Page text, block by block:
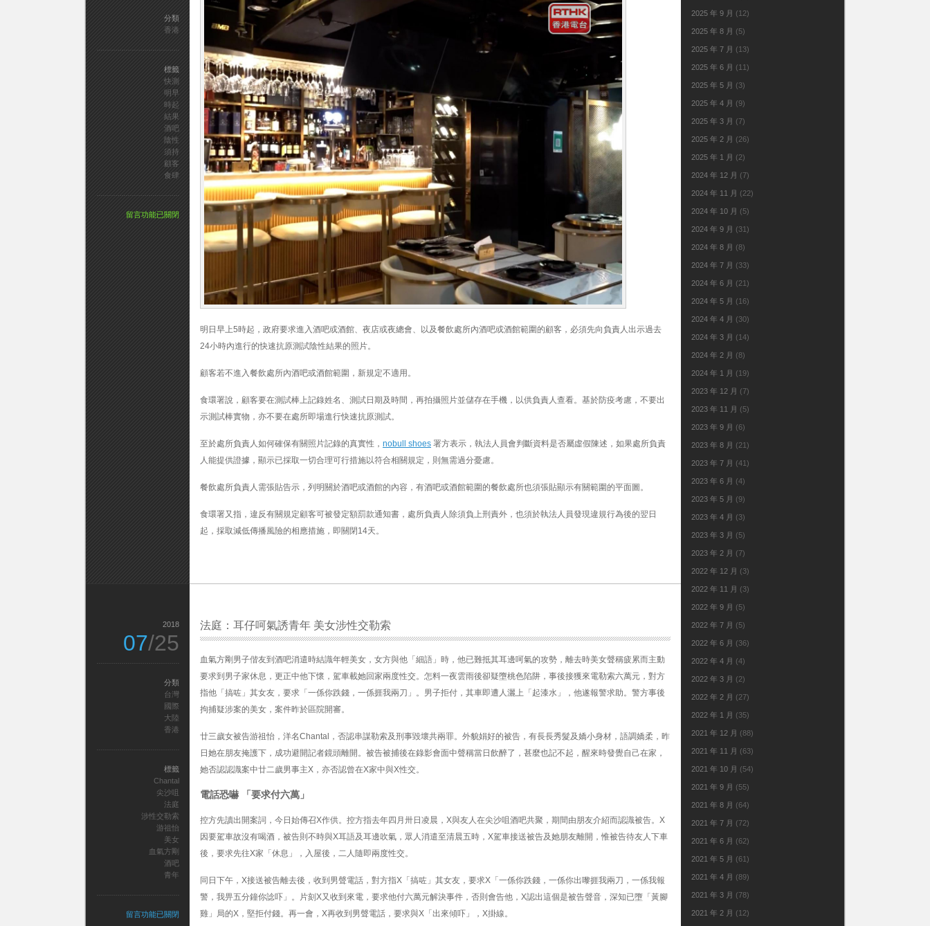
明日早上5時起，政府要求進入酒吧或酒館、夜店或夜總會、以及餐飲處所內酒吧或酒館範圍的顧客，必須先向負責人出示過去
24小時內進行的快速抗原測試陰性結果的照片。
顧客若不進入餐飲處所內酒吧或酒館範圍，新規定不適用。
食環署說，顧客要在測試棒上記錄姓名、測試日期及時間，再拍攝照片並儲存在手機，以供負責人查看。基於防疫考慮，不要出
示測試棒實物，亦不要在處所即場進行快速抗原測試。
至於處所負責人如何確保有關照片記錄的真實性， nobull shoes 署方表示，執法人員會判斷資料是否屬虛假陳述，如果處所負責
人能提供證據，顯示已採取一切合理可行措施以符合相關規定，則無需過分憂慮。
餐飲處所負責人需張貼告示，列明關於酒吧或酒館的內容，有酒吧或酒館範圍的餐飲處所也須張貼顯示有關範圍的平面圖。
食環署又指，違反有關規定顧客可被發定額罰款通知書，處所負責人除須負上刑責外，也須於執法人員發現違規行為後的翌日
起，採取減低傳播風險的相應措施，即關閉14天。
分類
香港
標籤
快測
明早
時起
結果
酒吧
陰性
須持
顧客
食肆
在
留言功能已關閉
法庭：耳仔呵氣誘青年 美女涉性交勒索
血氣方剛男子偕友到酒吧消遣時結識年輕美女，女方與他「細語」時，他已難抵其耳邊呵氣的攻勢，離去時美女聲稱疲累而主動
要求到男子家休息，更正中他下懷，駕車載她回家兩度性交。怎料一夜雲雨後卻疑墮桃色陷阱，事後接獲來電勒索六萬元，對方
指他「搞咗」其女友，要求「一係你跌錢，一係捱我兩刀」。男子拒付，其車即遭人灑上「起漆水」，他遂報警求助。警方事後
拘捕疑涉案的美女，案件昨於區院開審。
廿三歲女被告游祖怡，洋名Chantal，否認串謀勒索及刑事毀壞共兩罪。外貌娟好的被告，有長長秀髮及嬌小身材，語調嬌柔，昨
日她在朋友掩護下，成功避開記者鏡頭離開。被告被捕後在錄影會面中聲稱當日飲醉了，甚麼也記不起，醒來時發覺自己在家，
她否認認識案中廿二歲男事主X，亦否認曾在X家中與X性交。
電話恐嚇 「要求付六萬」
控方先讀出開案詞，今日始傳召X作供。控方指去年四月卅日凌晨，X與友人在尖沙咀酒吧共聚，期間由朋友介紹而認識被告。X
因要駕車故沒有喝酒，被告則不時與X耳語及耳邊吹氣，眾人消遣至清晨五時，X駕車接送被告及她朋友離開，惟被告待友人下車
後，要求先往X家「休息」，入屋後，二人隨即兩度性交。
同日下午，X接送被告離去後，收到男聲電話，對方指X「搞咗」其女友，要求X「一係你跌錢，一係你出嚟捱我兩刀，一係我報
警，我畀五分鐘你諗吓」。片刻X又收到來電，要求他付六萬元解決事件，否則會告他，X認出這個是被告聲音，深知已墮「黃腳
雞」局的X，堅拒付錢。再一會，X再收到男聲電話，要求與X「出來傾吓」，X掛線。
2018
07/25
分類
台灣
國際
大陸
香港
標籤
Chantal
尖沙咀
法庭
涉性交勒索
游祖怡
美女
血氣方剛
酒吧
青年
在
留言功能已關閉
2025 年 9 月 (12)
2025 年 8 月 (5)
2025 年 7 月 (13)
2025 年 6 月 (11)
2025 年 5 月 (3)
2025 年 4 月 (9)
2025 年 3 月 (7)
2025 年 2 月 (26)
2025 年 1 月 (2)
2024 年 12 月 (7)
2024 年 11 月 (22)
2024 年 10 月 (5)
2024 年 9 月 (31)
2024 年 8 月 (8)
2024 年 7 月 (33)
2024 年 6 月 (21)
2024 年 5 月 (16)
2024 年 4 月 (30)
2024 年 3 月 (14)
2024 年 2 月 (8)
2024 年 1 月 (19)
2023 年 12 月 (7)
2023 年 11 月 (5)
2023 年 9 月 (6)
2023 年 8 月 (21)
2023 年 7 月 (41)
2023 年 6 月 (4)
2023 年 5 月 (9)
2023 年 4 月 (3)
2023 年 3 月 (5)
2023 年 2 月 (7)
2022 年 12 月 (3)
2022 年 11 月 (3)
2022 年 9 月 (5)
2022 年 7 月 (5)
2022 年 6 月 (36)
2022 年 4 月 (4)
2022 年 3 月 (2)
2022 年 2 月 (27)
2022 年 1 月 (35)
2021 年 12 月 (88)
2021 年 11 月 (63)
2021 年 10 月 (54)
2021 年 9 月 (55)
2021 年 8 月 (64)
2021 年 7 月 (72)
2021 年 6 月 (62)
2021 年 5 月 (61)
2021 年 4 月 (89)
2021 年 3 月 (78)
2021 年 2 月 (12)